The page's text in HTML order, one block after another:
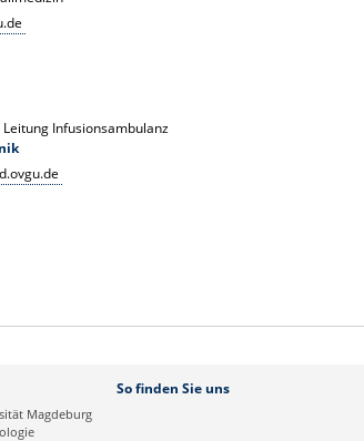
Infusionsambulanz
Magdeburg
So finden Sie uns